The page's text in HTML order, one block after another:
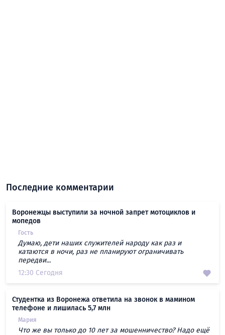
Последние комментарии
Воронежцы выступили за ночной запрет мотоциклов и
мопедов
Гость
Думаю, дети наших служителей народу как раз и
катаются в ночи, раз не планируют ограничивать
передви...
12:30 Сегодня
Студентка из Воронежа ответила на звонок в мамином
телефоне и лишилась 5,7 млн
Мария
Что же вы только до 10 лет за мошенничество? Надо ещё